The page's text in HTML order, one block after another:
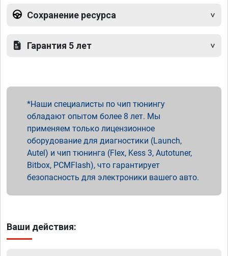
Сохранение ресурса
Гарантия 5 лет
Наши специалисты по чип тюнингу
обладают опытом более 8 лет. Мы
применяем только лицензионное
оборудование для диагностики (Launch,
Autel) и чип тюнинга (Flex, Kess 3, Autotuner,
Bitbox, PCMFlash), что гарантирует
безопасность для электроники вашего авто.
Ваши действия: